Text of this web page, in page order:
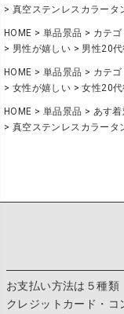
真空ステンレスカラータ
HOME 単品景品 カテ
男性が嬉しい
男性20
HOME 単品景品 カテ
女性が嬉しい
女性20
HOME 単品景品
あす
真空ステンレスカラータ
お支払い方法は５種類
クレジットカード・